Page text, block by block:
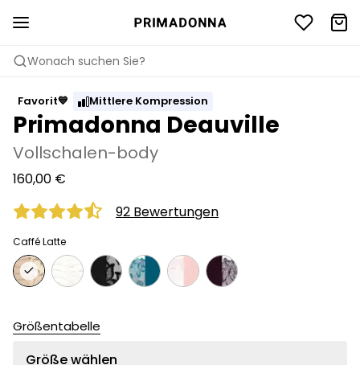
Wonach suchen Sie?
Favorit💙 Mittlere Kompression
Primadonna Deauville
Vollschalen-body
160,00 €
92 Bewertungen
Caffé Latte
Größentabelle
Größe wählen